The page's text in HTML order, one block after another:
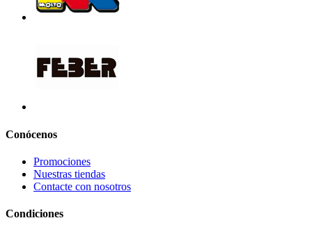
Conócenos
Promociones
Nuestras tiendas
Contacte con nosotros
Condiciones